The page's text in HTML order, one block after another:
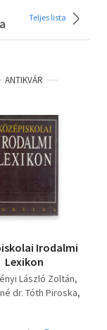
Teljes lista
ANTIKVÁR
Irodalmi
Lexikon
László Zoltán
dr. Tóth Piroska